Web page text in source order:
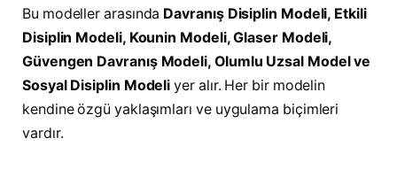
Bu modeller arasında Davranış Disiplin Modeli, Etkili
Disiplin Modeli, Kounin Modeli, Glaser Modeli,
Güvengen Davranış Modeli, Olumlu Uzsal Model ve
Sosyal Disiplin Modeli yer alır. Her bir modelin
kendine özgü yaklaşımları ve uygulama biçimleri
vardır.